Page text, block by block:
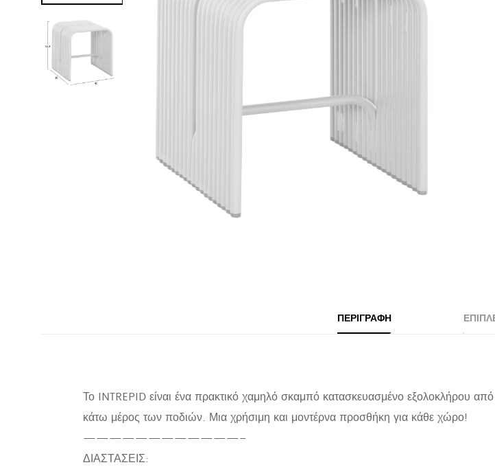
ΠΕΡΙΓΡΑΦΉ
Το INTREPID είναι ένα πρακτικό χαμηλό σκαμπό κατασκευασμένο εξολοκλήρου
κάτω μέρος των ποδιών. Μια χρήσιμη και μοντέρνα προσθήκη για κάθε χώρο!
————————————–
ΔΙΑΣΤΑΣΕΙΣ: